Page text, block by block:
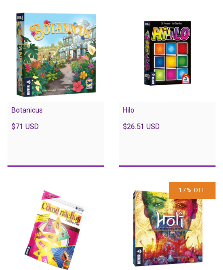
Botanicus
$71 USD
Hilo
$26.51 USD
17 % OFF